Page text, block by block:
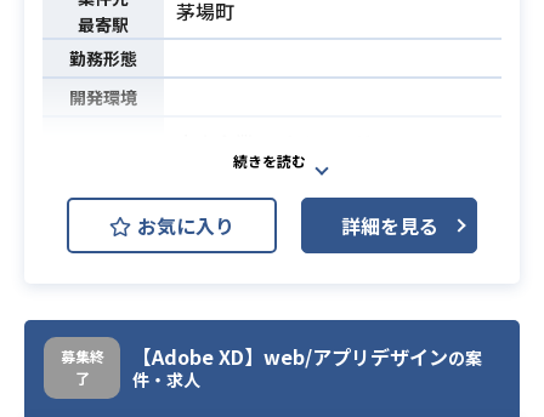
最寄駅
茅場町
勤務形態
開発環境
業務内容
ドとして、まずテスト戦略、テスト
計画の策定に当たっていただきま
す。その後引き続き、テストPMの下
ストフェーズをご担当いただきま
す。
お気に入り 詳細を見る
募集終
了
【Adobe XD】web/アプリデザインの案
件・求人